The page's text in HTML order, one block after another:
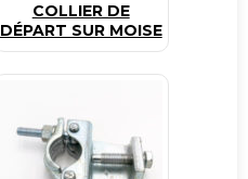
COLLIER DE
DÉPART SUR MOISE